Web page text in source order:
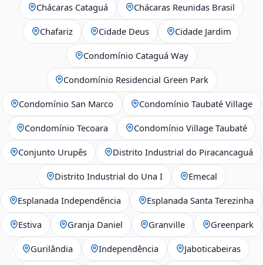
Chácaras Cataguá Chácaras Reunidas Brasil
Chafariz Cidade Deus Cidade Jardim
Condomínio Cataguá Way
Condomínio Residencial Green Park
Condomínio San Marco Condomínio Taubaté Village
Condomínio Tecoara Condomínio Village Taubaté
Conjunto Urupês Distrito Industrial do Piracancaguá
Distrito Industrial do Una I Emecal
Esplanada Independência Esplanada Santa Terezinha
Estiva Granja Daniel Granville Greenpark
Gurilândia Independência Jaboticabeiras